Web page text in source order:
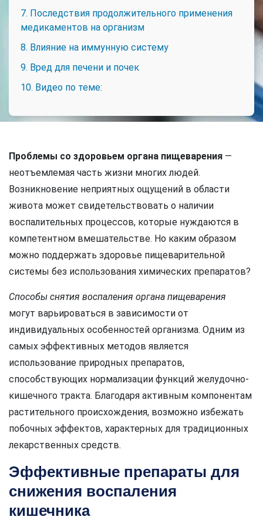
7. Последствия продолжительного применения
медикаментов на организм
8. Влияние на иммунную систему
9. Вред для печени и почек
10. Видео по теме:
Проблемы со здоровьем органа пищеварения —
неотъемлемая часть жизни многих людей.
Возникновение неприятных ощущений в области
живота может свидетельствовать о наличии
воспалительных процессов, которые нуждаются в
компетентном вмешательстве. Но каким образом
можно поддержать здоровье пищеварительной
системы без использования химических препаратов?
Способы снятия воспаления органа пищеварения
могут варьироваться в зависимости от
индивидуальных особенностей организма. Одним из
самых эффективных методов является
использование природных препаратов,
способствующих нормализации функций желудочно-
кишечного тракта. Благодаря активным компонентам
растительного происхождения, возможно избежать
побочных эффектов, характерных для традиционных
лекарственных средств.
Эффективные препараты для
снижения воспаления
кишечника